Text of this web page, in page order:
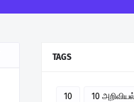
TAGS
10 10